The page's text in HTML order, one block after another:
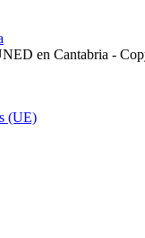
en Cantabria -
(UE)